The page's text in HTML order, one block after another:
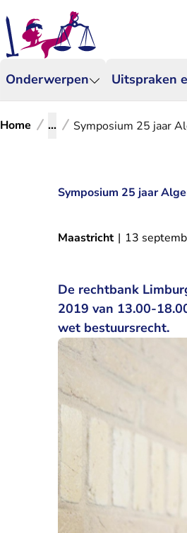
Onderwerpen Uitspraken
Home ... Symposium 25 jaar
Symposium 25 jaar
Maastricht | 13
De rechtbank
2019 van 13.00-
wet bestuursrecht.